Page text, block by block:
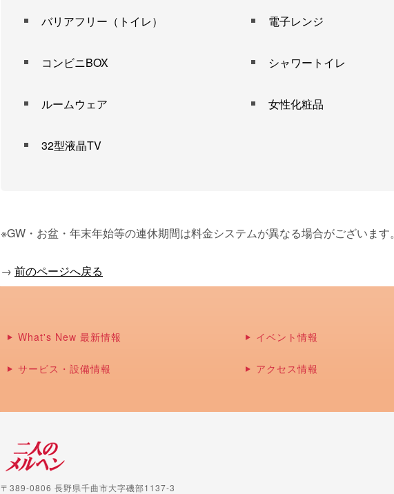
バリアフリー（トイレ） 電子レンジ
コンビニBOX シャワートイレ
ルームウェア 女性化粧品
32型液晶TV
※GW・お盆・年末年始等の連休期間は料金システムが異なる場合がございます。
→ 前のページへ戻る
What's New 最新情報 イベント情報
サービス・設備情報 アクセス情報
〒389-0806 長野県千曲市大字磯部1137-3